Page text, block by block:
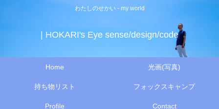
わたしのせかい - my world
| HOKARI's Eye sense/design/code
Home 光画(写真)
持ち物リスト フォックスキャンプ
Profile Contact